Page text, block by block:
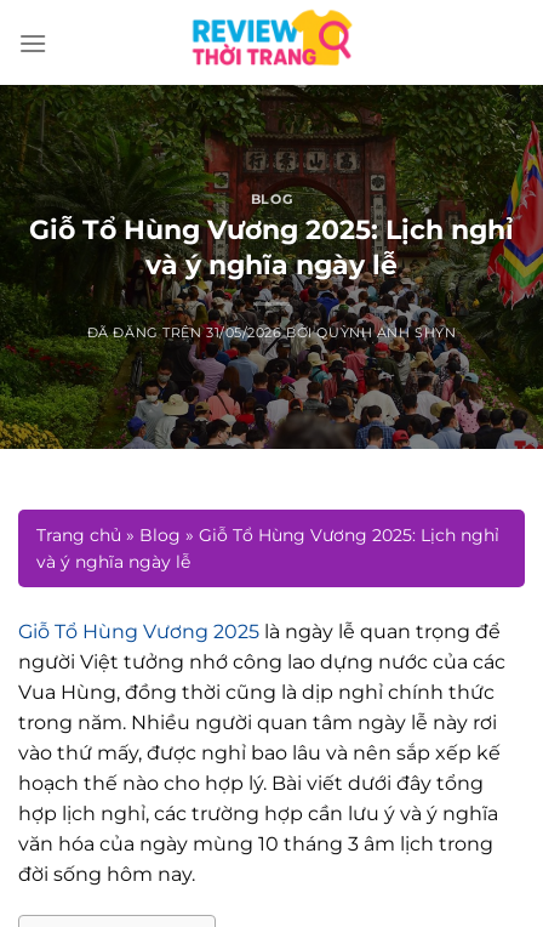
đến
dung
BLOG
Giỗ Tổ Hùng Vương 2025: Lịch nghỉ
và ý nghĩa ngày lễ
ĐÃ ĐĂNG TRÊN31/05/2026 BỞIQUỲNH ANH SHYN
Trang chủ » Blog » Giỗ Tổ Hùng Vương 2025: Lịch nghỉ
và ý nghĩa ngày lễ
Giỗ Tổ Hùng Vương 2025 là ngày lễ quan trọng để
người Việt tưởng nhớ công lao dựng nước của các
Vua Hùng, đồng thời cũng là dịp nghỉ chính thức
trong năm. Nhiều người quan tâm ngày lễ này rơi
vào thứ mấy, được nghỉ bao lâu và nên sắp xếp kế
hoạch thế nào cho hợp lý. Bài viết dưới đây tổng
hợp lịch nghỉ, các trường hợp cần lưu ý và ý nghĩa
văn hóa của ngày mùng 10 tháng 3 âm lịch trong
đời sống hôm nay.